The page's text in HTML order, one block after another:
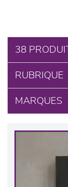
cuisine &
38
RUBRIQUE
MARQUES